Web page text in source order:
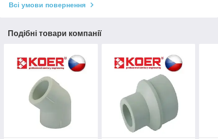
Всі умови повернення
Подібні товари компанії